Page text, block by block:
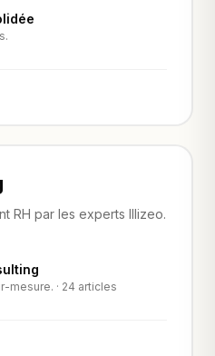
RH par les experts Illizeo.
mesure. · 24 articles